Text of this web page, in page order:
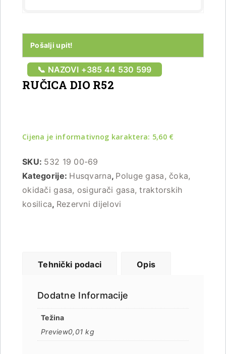
Pošalji upit!
📞 NAZOVI +385 44 530 599
RUČICA DIO R52
Cijena je informativnog karaktera: 5,60 €
SKU: 532 19 00-69
Kategorije: Husqvarna, Poluge gasa, čoka,
okidači gasa, osigurači gasa, traktorskih
kosilica, Rezervni dijelovi
Tehnički podaci Opis
Dodatne Informacije
Težina
0,01 kg